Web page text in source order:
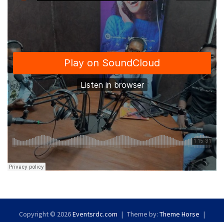
Copyright © 2026Eventsrdc.com Theme by: Theme Horse